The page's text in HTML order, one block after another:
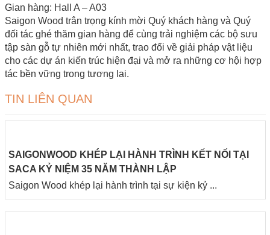
Gian hàng: Hall A – A03
Saigon Wood trân trọng kính mời Quý khách hàng và Quý
đối tác ghé thăm gian hàng để cùng trải nghiệm các bộ sưu
tập sàn gỗ tự nhiên mới nhất, trao đổi về giải pháp vật liệu
cho các dự án kiến trúc hiện đại và mở ra những cơ hội hợp
tác bền vững trong tương lai.
TIN LIÊN QUAN
SAIGONWOOD KHÉP LẠI HÀNH TRÌNH KẾT NỐI TẠI
SACA KỶ NIỆM 35 NĂM THÀNH LẬP
Saigon Wood khép lại hành trình tại sự kiện kỷ ...